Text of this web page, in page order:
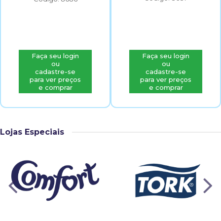
Faça seu login
cadastre-se
para ver preços
e comprar
Faça seu login
cadastre-se
para ver preços
e comprar
Lojas Especiais